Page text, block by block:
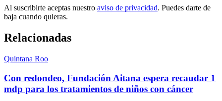
Al suscribirte aceptas nuestro aviso de privacidad. Puedes darte de
baja cuando quieras.
Relacionadas
Quintana Roo
Con redondeo, Fundación Aitana espera recaudar 1
mdp para los tratamientos de niños con cáncer